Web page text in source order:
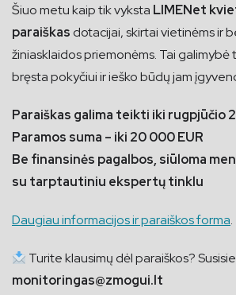
Šiuo metu kaip tik vyksta LIMENet
paraiškas dotacijai, skirtai vietinėms ir
žiniasklaidos priemonėms. Tai galimybė
bręsta pokyčiui ir ieško būdų jam
Paraiškas galima teikti iki rugpjūčio
Paramos suma – iki 20 000 EUR
Be finansinės pagalbos, siūloma
su tarptautiniu ekspertų tinklu
Daugiau informacijos ir paraiškos forma.
Turite klausimų dėl paraiškos?
monitoringas@zmogui.lt